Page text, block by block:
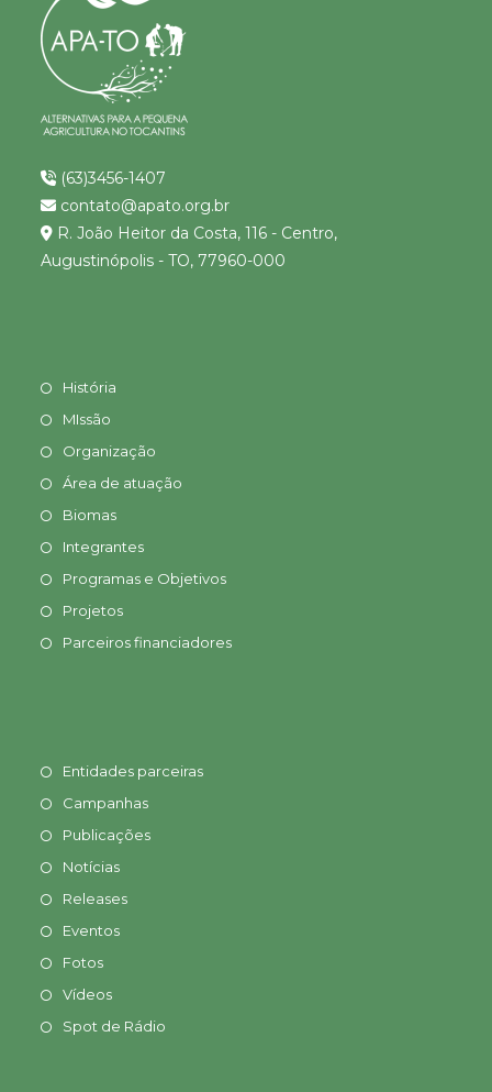
(63)3456-1407
contato@apato.org.br
R. João Heitor da Costa, 116 - Centro,
Augustinópolis - TO, 77960-000
História
MIssão
Organização
Área de atuação
Biomas
Integrantes
Programas e Objetivos
Projetos
Parceiros financiadores
Entidades parceiras
Campanhas
Publicações
Notícias
Releases
Eventos
Fotos
Vídeos
Spot de Rádio